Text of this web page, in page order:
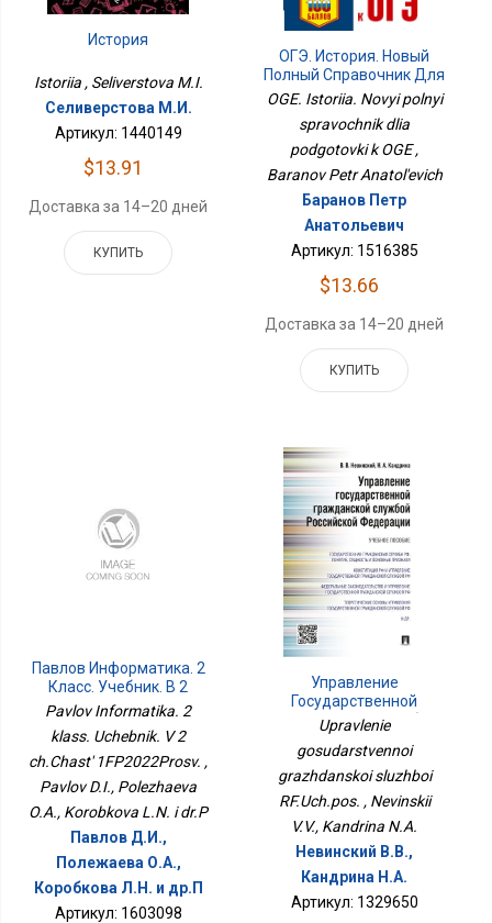
История
Istoriia , Seliverstova M.I.
Селиверстова М.И.
Артикул: 1440149
$13.91
Доставка за 14–20 дней
КУПИТЬ
ОГЭ. История. Новый
Полный Справочник Для
Подготовки К ОГЭ
OGE. Istoriia. Novyi polnyi
spravochnik dlia
podgotovki k OGE ,
Baranov Petr Anatol'evich
Баранов Петр
Анатольевич
Артикул: 1516385
$13.66
Доставка за 14–20 дней
КУПИТЬ
Павлов Информатика. 2
Класс. Учебник. В 2
Ч.Часть 1ФП2022Просв.
Pavlov Informatika. 2
klass. Uchebnik. V 2
ch.Chast' 1FP2022Prosv. ,
Pavlov D.I., Polezhaeva
O.A., Korobkova L.N. i dr.P
Павлов Д.И.,
Полежаева О.А.,
Коробкова Л.Н. и др.П
Артикул: 1603098
Управление
Государственной
Гражданской Службой
РФ.Уч.пос.
Upravlenie
gosudarstvennoi
grazhdanskoi sluzhboi
RF.Uch.pos. , Nevinskii
V.V., Kandrina N.A.
Невинский В.В.,
Кандрина Н.А.
Артикул: 1329650